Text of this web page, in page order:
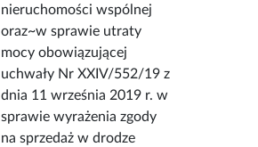
nieruchomości wspólnej
oraz~w sprawie utraty
mocy obowiązującej
uchwały Nr XXIV/552/19 z
dnia 11 września 2019 r. w
sprawie wyrażenia zgody
na sprzedaż w drodze